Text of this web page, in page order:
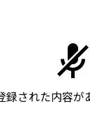
録された内容が